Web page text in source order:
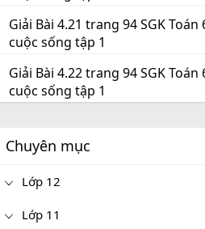
Giải Bài 4.21 trang 94 SGK
cuộc sống tập 1
Giải Bài 4.22 trang 94 SGK
cuộc sống tập 1
Chuyên mục
Lớp 12
Lớp 11